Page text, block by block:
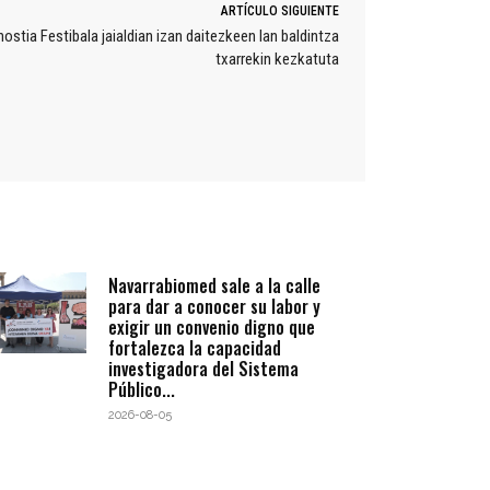
ARTÍCULO SIGUIENTE
Festibala jaialdian izan daitezkeen lan baldintza
txarrekin kezkatuta
Navarrabiomed sale a la calle
para dar a conocer su labor y
exigir un convenio digno que
fortalezca la capacidad
investigadora del Sistema
Público...
2026-08-05